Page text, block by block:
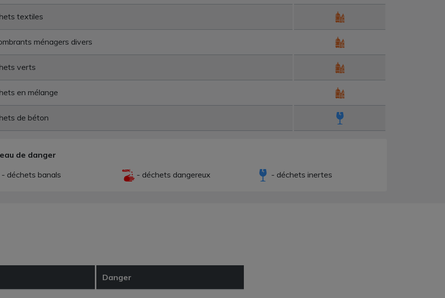
textiles
ménagers divers
verts
en mélange
de béton
de danger
- déchets banals
- déchets dangereux - déchets inertes
Danger